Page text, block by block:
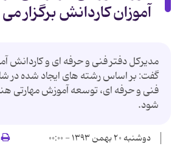
آموزان کاردانش برگزار
مدیرکل دفتر فنی و حرفه ای و کاردانش
گفت: بر اساس رشته های ایجاد شده در
فنی و حرفه ای، توسعه آموزش مهارتی
شود.
دوشنبه ۲۰ بهمن ۱۳۹۳ - ۰۰:۰۰